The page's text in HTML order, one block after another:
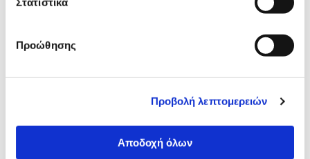
Προώθησης
Προβολή λεπτομερειών
Αποδοχή όλων
Samsung 4K The Frame TV
Samsung Frame VG-SCFT